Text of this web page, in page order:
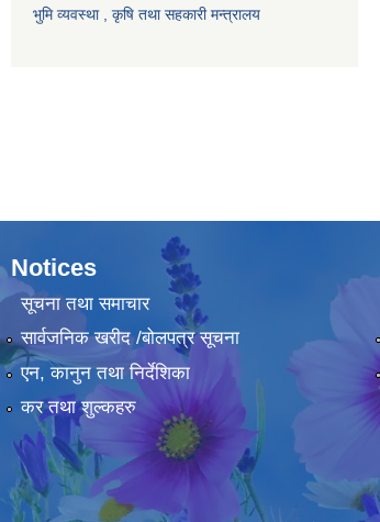
भुमि व्यवस्था , कृषि तथा सहकारी मन्त्रालय
Notices
सूचना तथा समाचार
सार्वजनिक खरीद /बोलपत्र सूचना
एन, कानुन तथा निर्देशिका
कर तथा शुल्कहरु